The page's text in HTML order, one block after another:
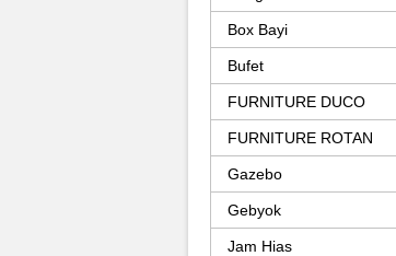
Box Bayi
Bufet
FURNITURE DUCO
FURNITURE ROTAN
Gazebo
Gebyok
Jam Hias